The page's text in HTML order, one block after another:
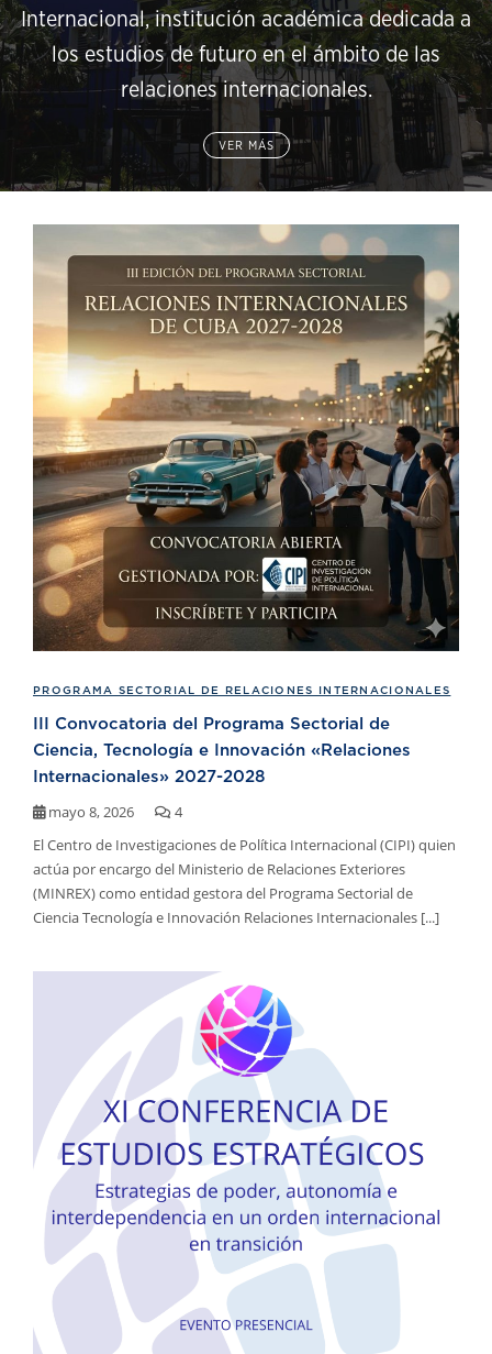
Internacional, institución académica dedicada a
los estudios de futuro en el ámbito de las
relaciones internacionales.
VER MÁS
PROGRAMA SECTORIAL DE RELACIONES INTERNACIONALES
III Convocatoria del Programa Sectorial de
Ciencia, Tecnología e Innovación «Relaciones
Internacionales» 2027-2028
mayo 8, 2026
4
El Centro de Investigaciones de Política Internacional (CIPI) quien
actúa por encargo del Ministerio de Relaciones Exteriores
(MINREX) como entidad gestora del Programa Sectorial de
Ciencia Tecnología e Innovación Relaciones Internacionales [...]